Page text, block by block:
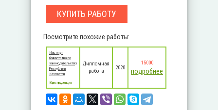
КУПИТЬ РАБОТУ
Посмотрите похожие работы:
Институт
банкротства по
законодательству
Республики
Казахстан
Юриспруденция
Дипломная
работа
2020
15000
подробнее